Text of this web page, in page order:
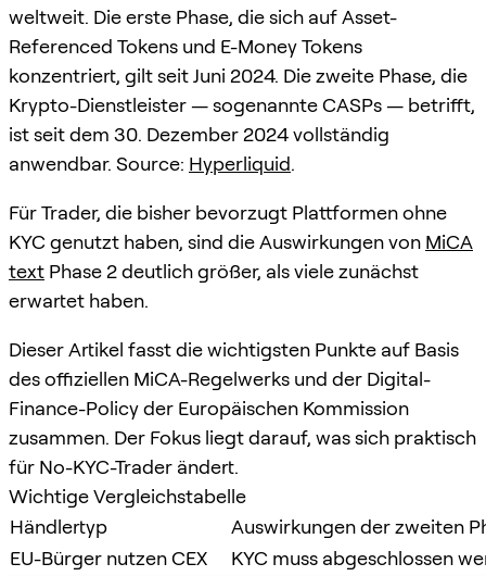
weltweit. Die erste Phase, die sich auf Asset-
Referenced Tokens und E-Money Tokens
konzentriert, gilt seit Juni 2024. Die zweite Phase, die
Krypto-Dienstleister — sogenannte CASPs — betrifft,
ist seit dem 30. Dezember 2024 vollständig
anwendbar. Source: Hyperliquid.
Für Trader, die bisher bevorzugt Plattformen ohne
KYC genutzt haben, sind die Auswirkungen von MiCA
text Phase 2 deutlich größer, als viele zunächst
erwartet haben.
Dieser Artikel fasst die wichtigsten Punkte auf Basis
des offiziellen MiCA-Regelwerks und der Digital-
Finance-Policy der Europäischen Kommission
zusammen. Der Fokus liegt darauf, was sich praktisch
für No-KYC-Trader ändert.
Wichtige Vergleichstabelle
Händlertyp
Auswirkungen der zweiten
EU-Bürger nutzen CEX
KYC muss abgeschlossen